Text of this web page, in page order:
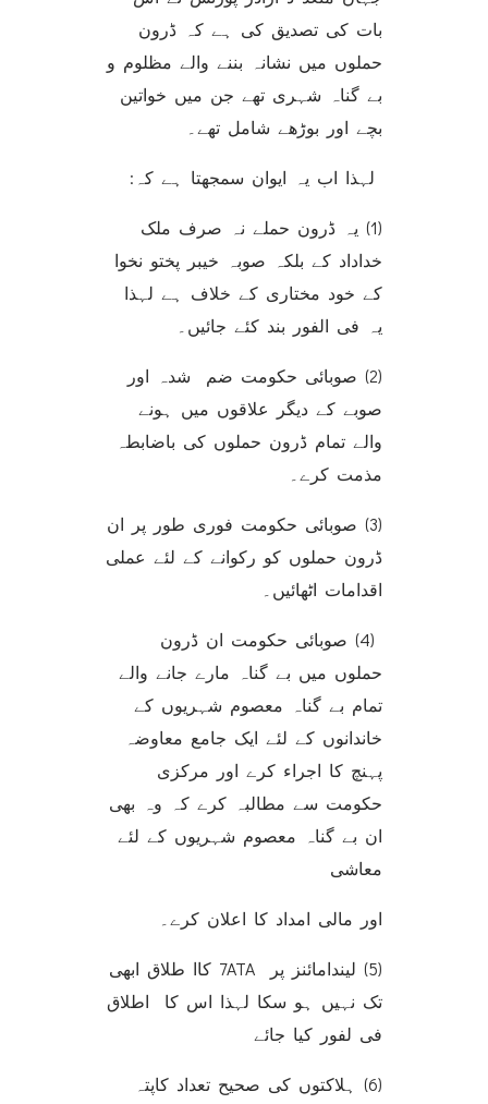
بات کی تصدیق کی ہے کہ ڈرون
حملوں میں نشانہ بننے والے مظلوم و
بے گناہ شہری تھے جن میں خواتین
بچے اور بوڑھے شامل تھے۔
لہذا اب یہ ایوان سمجھتا ہے کہ:
(1) یہ ڈرون حملے نہ صرف ملک
خداداد کے بلکہ صوبہ خیبر پختو نخوا
کے خود مختاری کے خلاف ہے لہذا
یہ فی الفور بند کئے جائیں۔
(2) صوبائی حکومت ضم شدہ اور
صوبے کے دیگر علاقوں میں ہونے
والے تمام ڈرون حملوں کی باضابطہ
مذمت کرے۔
(3) صوبائی حکومت فوری طور پر ان
ڈرون حملوں کو رکوانے کے لئے عملی
اقدامات اٹھائیں۔
(4) صوبائی حکومت ان ڈرون
حملوں میں بے گناہ مارے جانے والے
تمام بے گناہ معصوم شہریوں کے
خاندانوں کے لئے ایک جامع معاوضہ
پہنچ کا اجراء کرے اور مرکزی
حکومت سے مطالبہ کرے کہ وہ بھی
ان بے گناہ معصوم شہریوں کے لئے
معاشی
اور مالی امداد کا اعلان کرے۔
(5) لیندامائنز پر 7ATA کاا طلاق ابھی
تک نہیں ہو سکا لہذا اس کا اطلاق
فی لفور کیا جائے
(6) ہلاکتوں کی صحیح تعداد کاپتہ